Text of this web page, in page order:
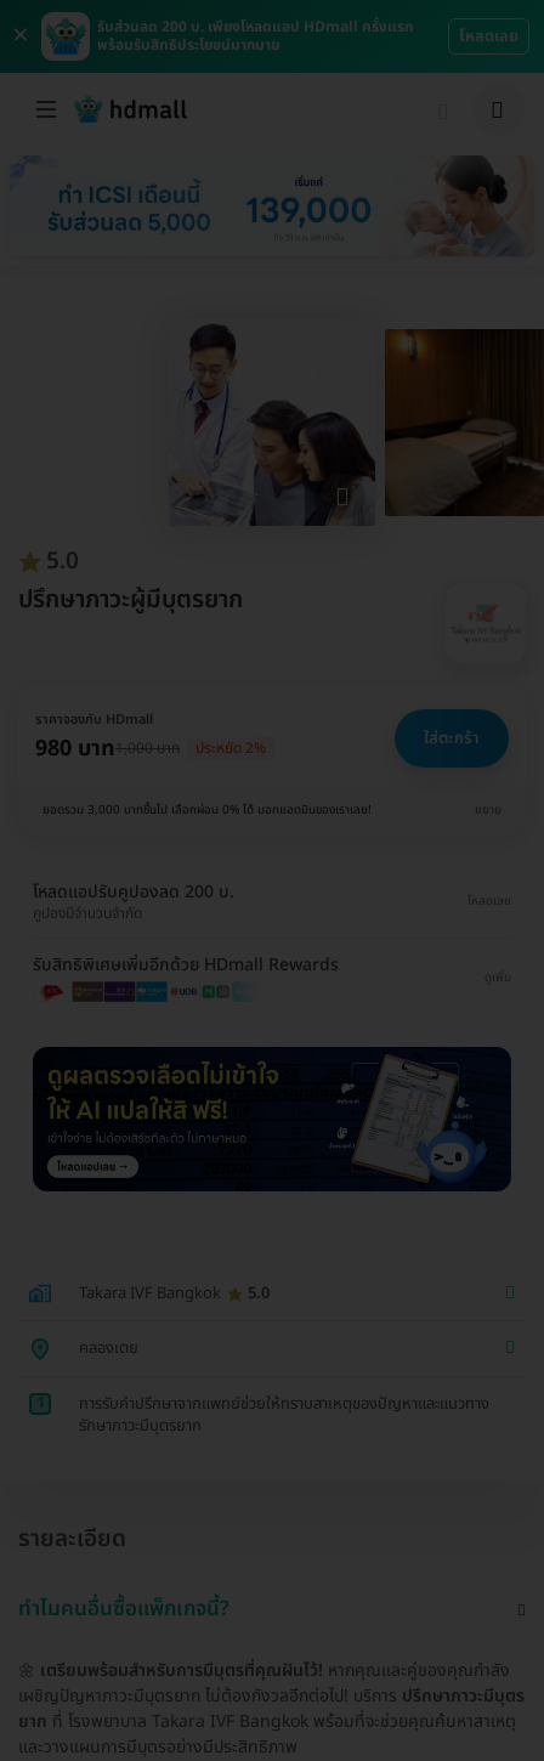
×
รับส่วนลด 200 บ. เพียงโหลดแอป HDmall ครั้งแรก
พร้อมรับสิทธิประโยชน์มากมาย
โหลดเลย
5.0
ปรึกษาภาวะผู้มีบุตรยาก
ราคาจองกับ HDmall
980 บาท1,000 บาท ประหยัด 2% ใส่ตะกร้า
ยอดรวม 3,000 บาทขึ้นไป เลือกผ่อน 0% ได้ บอกแอดมินของเราเลย! ขยาย
โหลดแอปรับคูปองลด 200 บ.
คูปองมีจำนวนจำกัด
โหลดเลย
รับสิทธิพิเศษเพิ่มอีกด้วย HDmall Rewards
ดูเพิ่ม
Takara IVF Bangkok 5.0
คลองเตย
1
การรับคำปรึกษาจากแพทย์ช่วยให้ทราบสาเหตุของปัญหาและแนวทาง
รักษาภาวะมีบุตรยาก
รายละเอียด
ทำไมคนอื่นซื้อแพ็กเกจนี้?
🌼 เตรียมพร้อมสำหรับการมีบุตรที่คุณฝันไว้! หากคุณและคู่ของคุณกำลัง
เผชิญปัญหาภาวะมีบุตรยาก ไม่ต้องกังวลอีกต่อไป! บริการ ปรึกษาภาวะมีบุตร
ยาก ที่ โรงพยาบาล Takara IVF Bangkok พร้อมที่จะช่วยคุณค้นหาสาเหตุ
และวางแผนการมีบุตรอย่างมีประสิทธิภาพ